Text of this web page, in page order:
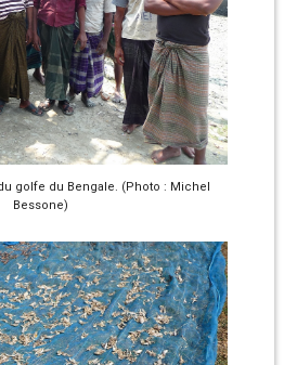
golfe du Bengale. (Photo : Michel
Bessone)